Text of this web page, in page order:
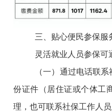
三、贴心便民参保服
灵活就业人员参保可
（一）通过电话联
份证件（居住证或个体工
理，也可联系社保工作人员